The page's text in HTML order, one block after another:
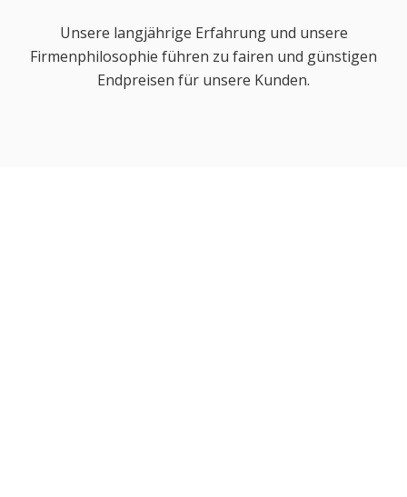
Unsere langjährige Erfahrung und unsere
Firmenphilosophie führen zu fairen und günstigen
Endpreisen für unsere Kunden.